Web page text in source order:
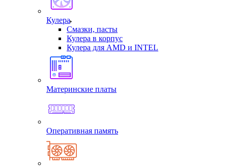
Кулера
Смазки, пасты
Кулера в корпус
Кулера для AMD и INTEL
Материнские платы
Оперативная память